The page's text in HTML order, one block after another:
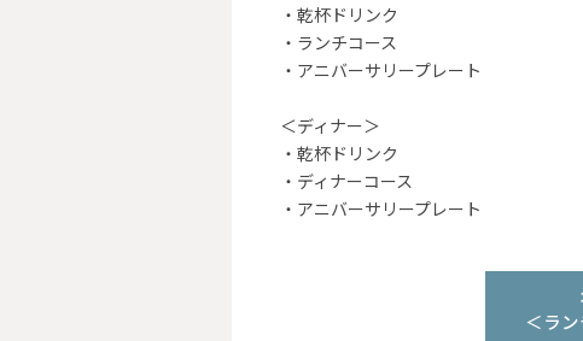
・乾杯ドリンク
・ランチコース
・アニバーサリープレート
＜ディナー＞
・乾杯ドリンク
・ディナーコース
・アニバーサリープレート
＜ラ